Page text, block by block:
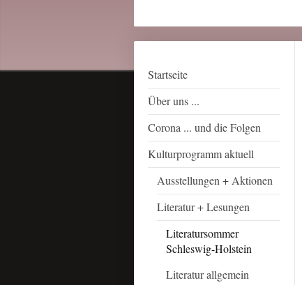
Startseite
Über uns ...
Corona ... und die Folgen
Kulturprogramm aktuell
Ausstellungen + Aktionen
Literatur + Lesungen
Literatursommer
Schleswig-Holstein
Literatur allgemein